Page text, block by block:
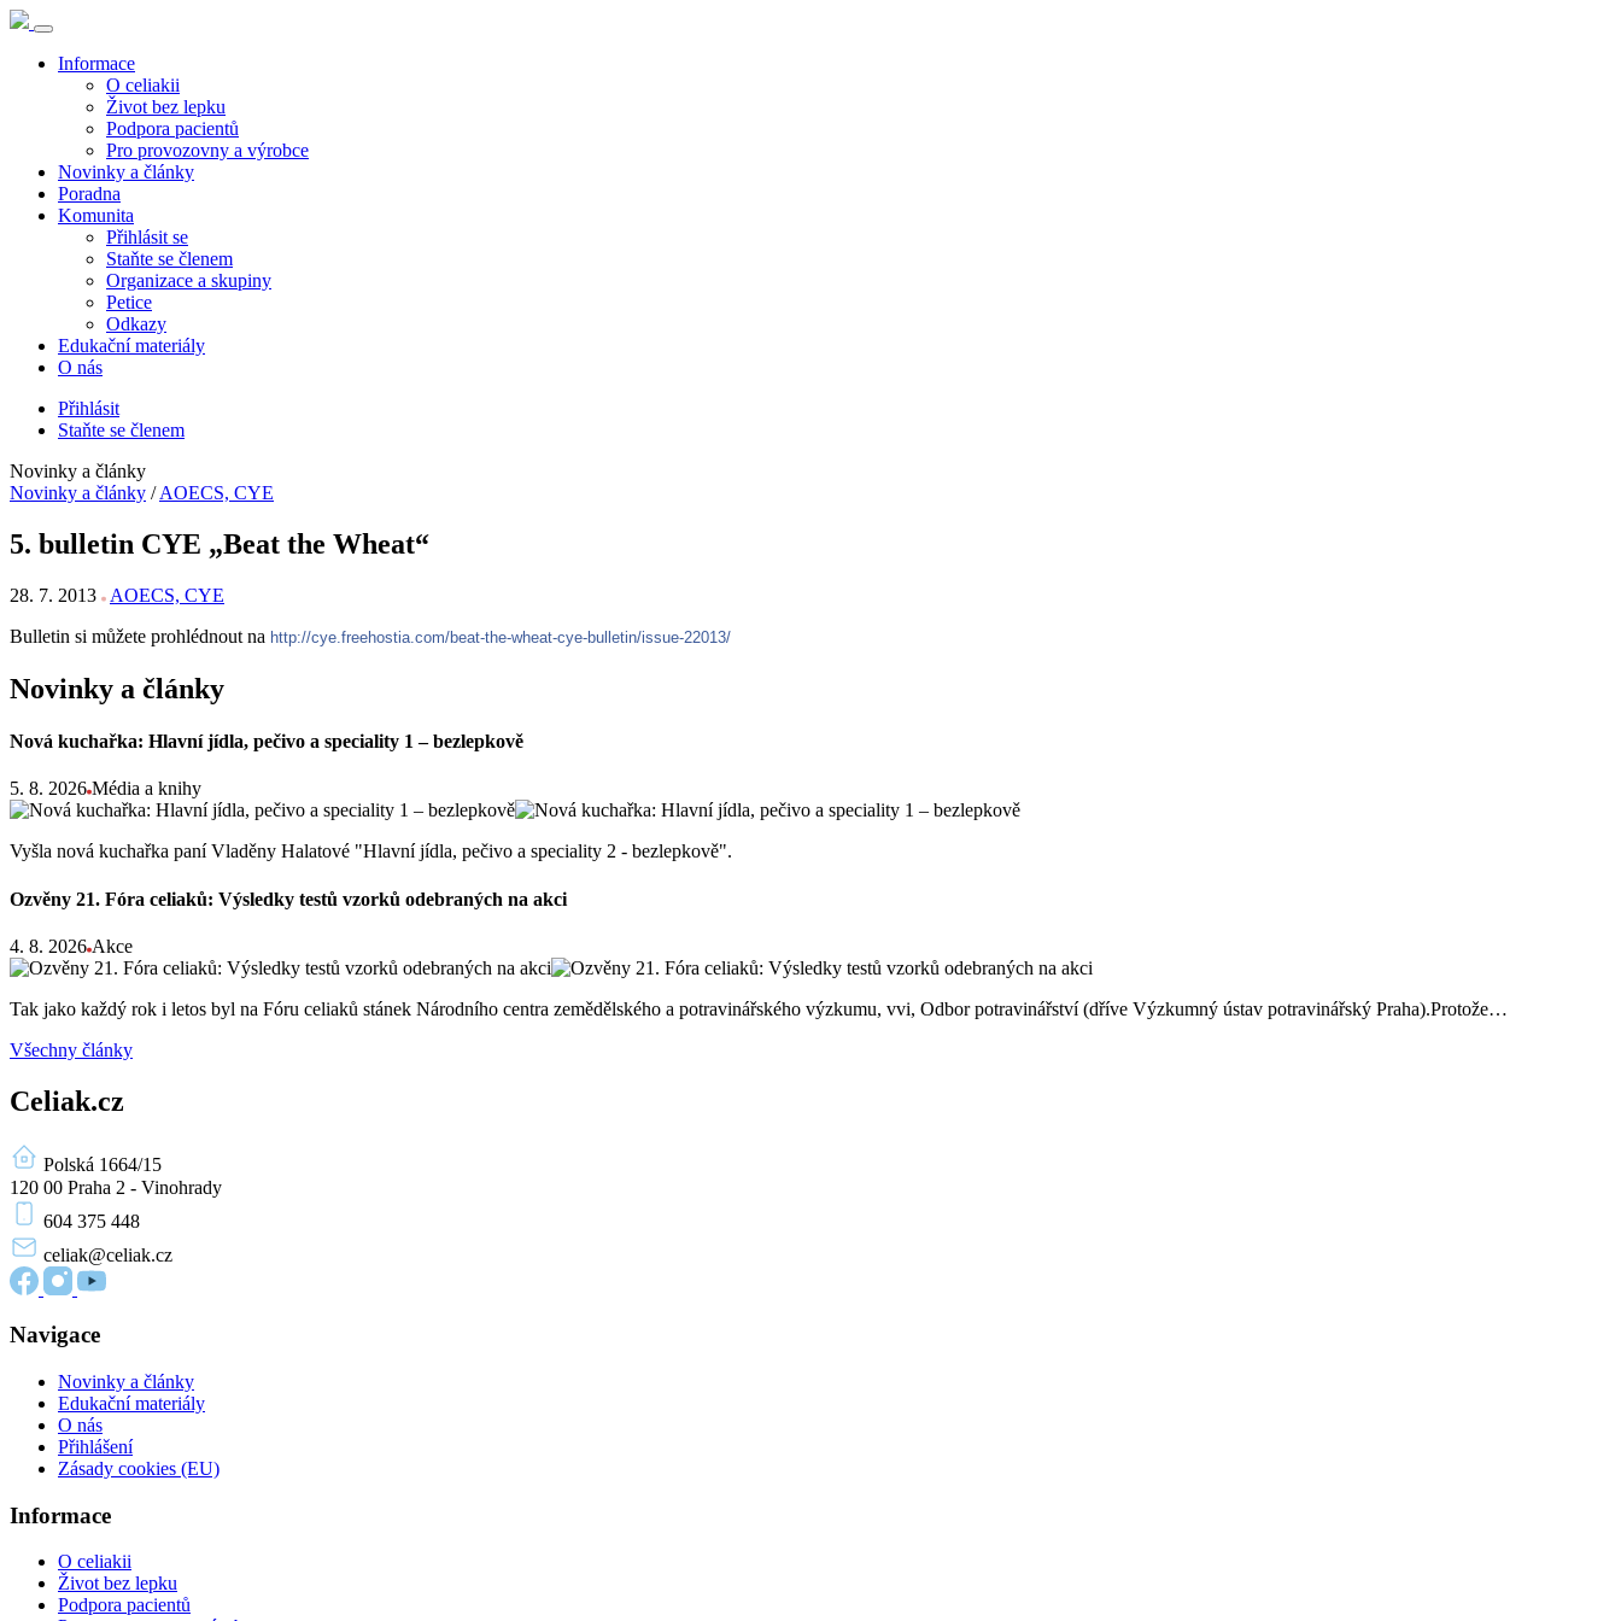
Informace
O celiakii
Život bez lepku
Podpora pacientů
Pro provozovny a výrobce
Novinky a články
Poradna
Komunita
Přihlásit se
Staňte se členem
Organizace a skupiny
Petice
Odkazy
Edukační materiály
O nás
Přihlásit
Staňte se členem
Novinky a články
Novinky a články / AOECS, CYE
5. bulletin CYE „Beat the Wheat“
28. 7. 2013
AOECS, CYE
Bulletin si můžete prohlédnout na http://cye.freehostia.com/beat-the-wheat-cye-bulletin/issue-22013/
Novinky a články
Nová kuchařka: Hlavní jídla, pečivo a speciality 1 – bezlepkově
5. 8. 2026 Média a knihy
Vyšla nová kuchařka paní Vladěny Halatové "Hlavní jídla, pečivo a speciality 2 - bezlepkově".
Ozvěny 21. Fóra celiaků: Výsledky testů vzorků odebraných na akci
4. 8. 2026 Akce
Tak jako každý rok i letos byl na Fóru celiaků stánek Národního centra zemědělského a potravinářského výzkumu, vvi, Odbor potravinářství (dříve Výzkumný ústav potravinářský Praha).Protože…
Všechny články
Celiak.cz
Polská 1664/15
120 00 Praha 2 - Vinohrady
604 375 448
celiak@celiak.cz
Navigace
Novinky a články
Edukační materiály
O nás
Přihlášení
Zásady cookies (EU)
Informace
O celiakii
Život bez lepku
Podpora pacientů